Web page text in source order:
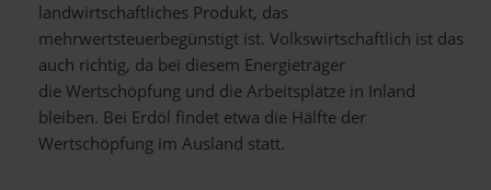
landwirtschaftliches Produkt, das
mehrwertsteuerbegünstigt ist. Volkswirtschaftlich ist das
auch richtig, da bei diesem Energieträger
die Wertschöpfung und die Arbeitsplätze in Inland
bleiben. Bei Erdöl findet etwa die Hälfte der
Wertschöpfung im Ausland statt.